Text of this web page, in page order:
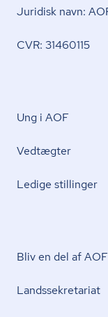
Juridisk navn:
CVR: 31460115
Ung i AOF
Vedtægter
Ledige stillinger
Bliv en del af AOF
Lands­se­kre­ta­ri­at